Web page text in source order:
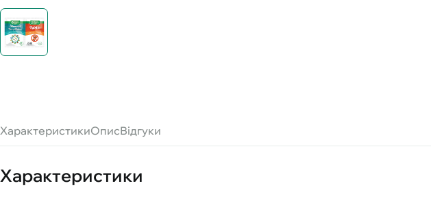
ХарактеристикиОписВідгуки
Характеристики